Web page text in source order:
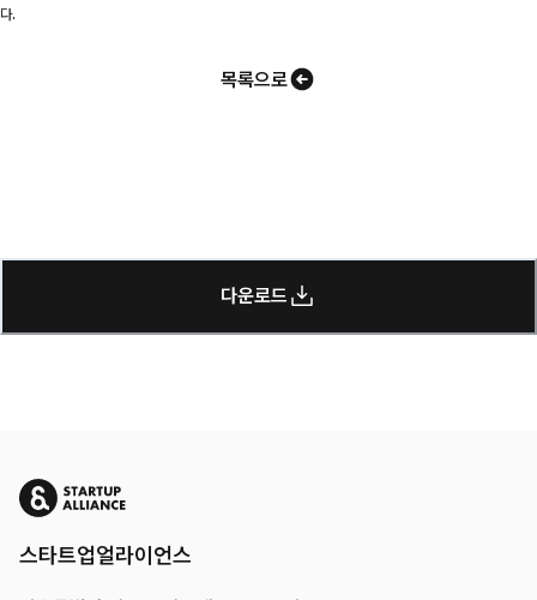
다.
목록으로
다운로드
스타트업얼라이언스